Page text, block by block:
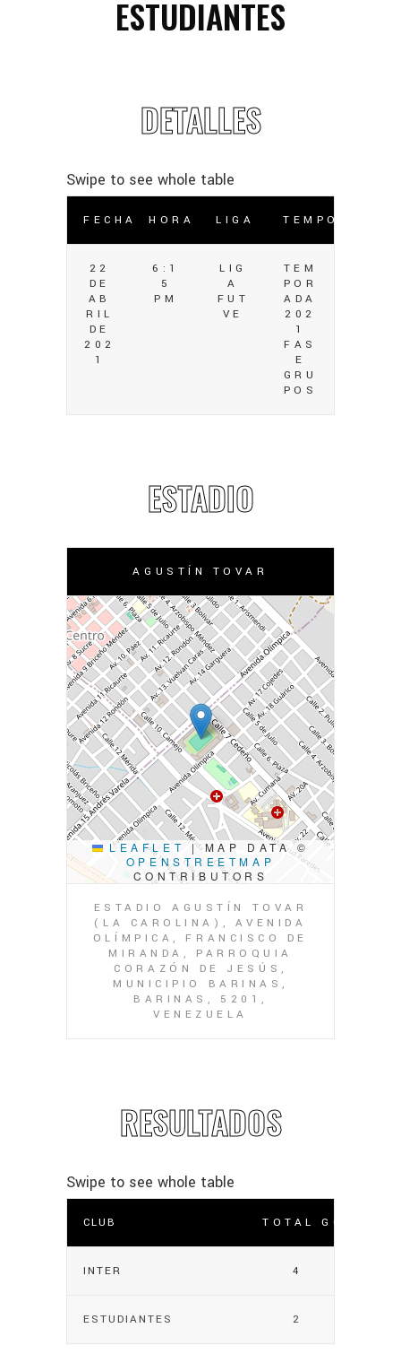
ESTUDIANTES
DETALLES
FECHA HORA LIGA TEMPORADA
22
DE
AB
RIL
DE
202
1
6:1
5
PM
LIG
A
FUT
VE
TEM
POR
ADA
202
1
FAS
E
GRU
POS
ESTADIO
AGUSTÍN TOVAR
LEAFLET |MAP DATA ©
OPENSTREETMAP
CONTRIBUTORS
ESTADIO AGUSTÍN TOVAR
(LA CAROLINA), AVENIDA
OLÍMPICA, FRANCISCO DE
MIRANDA, PARROQUIA
CORAZÓN DE JESÚS,
MUNICIPIO BARINAS,
BARINAS, 5201,
VENEZUELA
RESULTADOS
CLUB TOTAL GOLES
INTER 4
ESTUDIANTES 2